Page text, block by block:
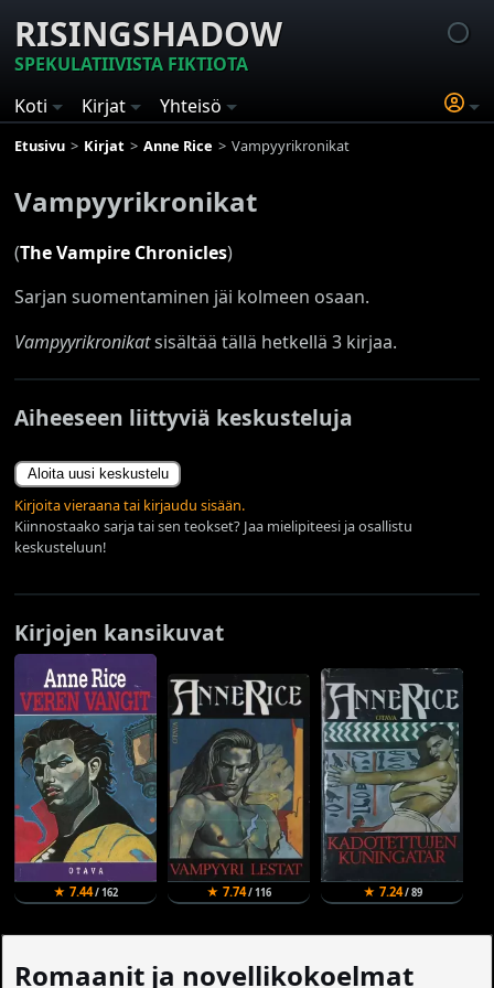
RISINGSHADOW
SPEKULATIIVISTA FIKTIOTA
Koti
Kirjat Yhteisö
Etusivu Kirjat Anne Rice Vampyyrikronikat
Vampyyrikronikat
(The Vampire Chronicles)
Sarjan suomentaminen jäi kolmeen osaan.
Vampyyrikronikatsisältää tällä hetkellä 3 kirjaa.
Aiheeseen liittyviä keskusteluja
Aloita uusi keskustelu
Kirjoita vieraana tai kirjaudu sisään.
Kiinnostaako sarja tai sen teokset? Jaa mielipiteesi ja osallistu
keskusteluun!
Kirjojen kansikuvat
★ 7.44/ 162 ★ 7.74/ 116 ★ 7.24/ 89
Romaanit ja novellikokoelmat